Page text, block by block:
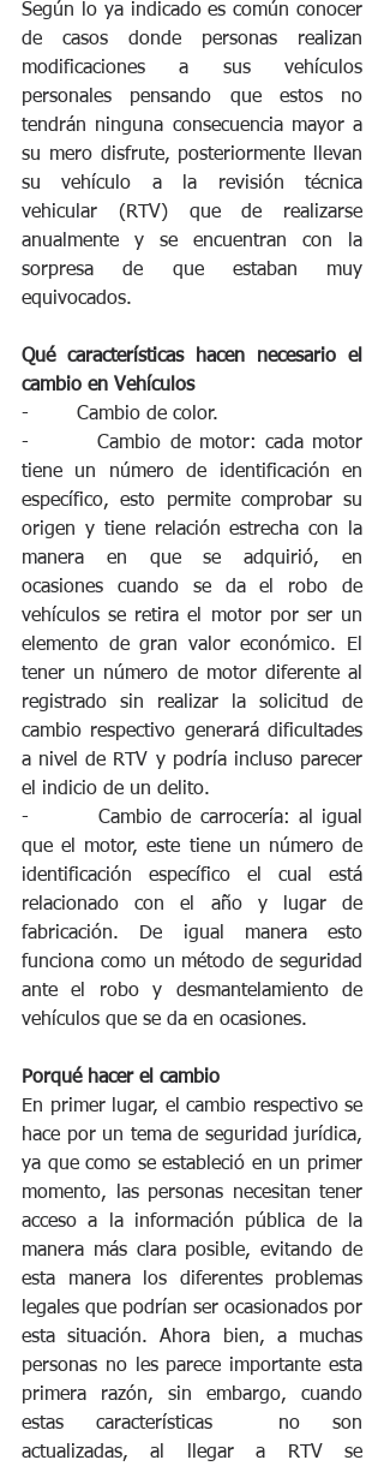
Según lo ya indicado es común conocer
de casos donde personas realizan
modificaciones a sus vehículos
personales pensando que estos no
tendrán ninguna consecuencia mayor a
su mero disfrute, posteriormente llevan
su vehículo a la revisión técnica
vehicular (RTV) que de realizarse
anualmente y se encuentran con la
sorpresa de que estaban muy
equivocados.
Qué características hacen necesario el
cambio en Vehículos
-        Cambio de color.
-        Cambio de motor: cada motor
tiene un número de identificación en
específico, esto permite comprobar su
origen y tiene relación estrecha con la
manera en que se adquirió, en
ocasiones cuando se da el robo de
vehículos se retira el motor por ser un
elemento de gran valor económico. El
tener un número de motor diferente al
registrado sin realizar la solicitud de
cambio respectivo generará dificultades
a nivel de RTV y podría incluso parecer
el indicio de un delito.
-        Cambio de carrocería: al igual
que el motor, este tiene un número de
identificación específico el cual está
relacionado con el año y lugar de
fabricación. De igual manera esto
funciona como un método de seguridad
ante el robo y desmantelamiento de
vehículos que se da en ocasiones.
Porqué hacer el cambio
En primer lugar, el cambio respectivo se
hace por un tema de seguridad jurídica,
ya que como se estableció en un primer
momento, las personas necesitan tener
acceso a la información pública de la
manera más clara posible, evitando de
esta manera los diferentes problemas
legales que podrían ser ocasionados por
esta situación. Ahora bien, a muchas
personas no les parece importante esta
primera razón, sin embargo, cuando
estas características  no son
actualizadas, al llegar a RTV se